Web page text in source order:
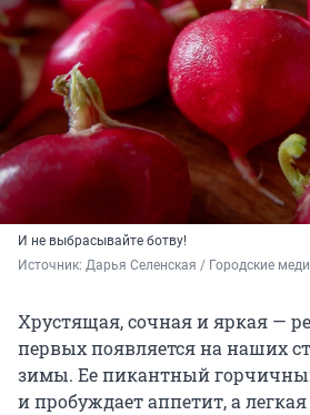
И не выбрасывайте ботву!
Источник: Дарья Селенская / Городские
Хрустящая, сочная и яркая —
первых появляется на наших
зимы. Ее пикантный
и пробуждает аппетит, а легкая